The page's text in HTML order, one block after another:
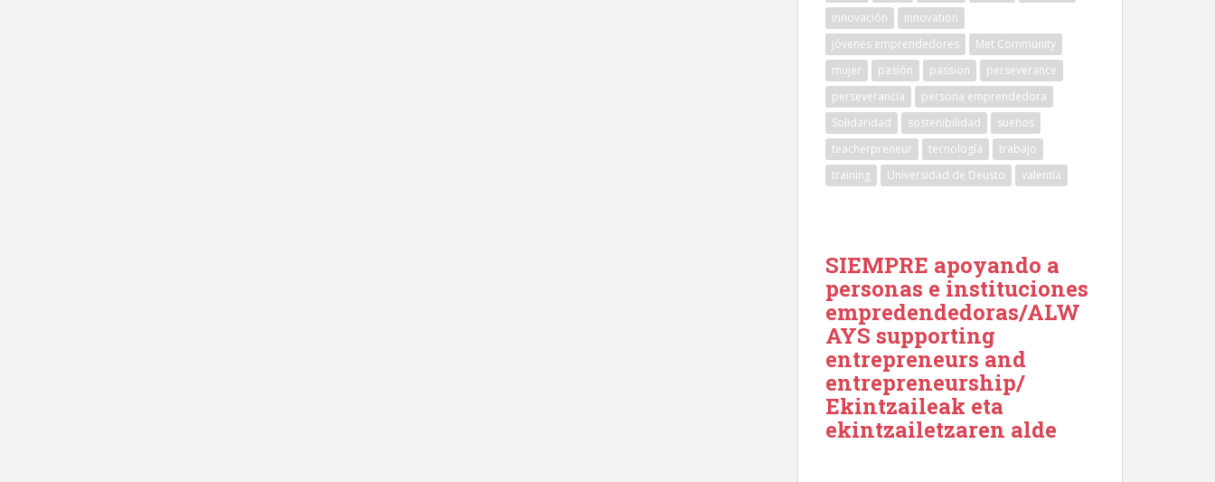
innovación
innovation
jóvenes emprendedores
Met Community
mujer
pasión passion
perseverance
perseverancia
persona emprendedora
Solidaridad
sostenibilidad
sueños
teacherpreneur
tecnología
trabajo
training
Universidad de Deusto valentía
SIEMPRE apoyando a
personas e instituciones
empredendedoras/ALW
AYS supporting
entrepreneurs and
entrepreneurship/
Ekintzaileak eta
ekintzailetzaren alde